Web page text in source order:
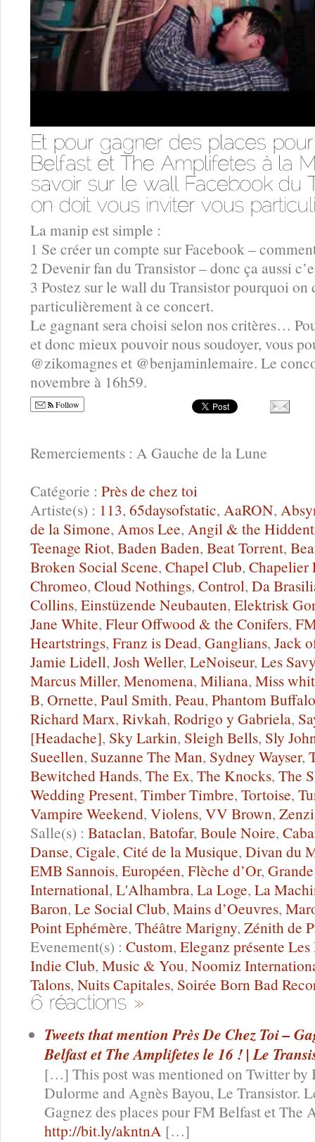
La manip est simple :
1 Se créer un compte sur Facebook –
2 Devenir fan du Transistor – donc ça aussi
3 Postez sur le wall du Transistor pourquoi
particulièrement à ce concert.
Le gagnant sera choisi selon nos critères…
et donc mieux pouvoir nous soudoyer, vous
@zikomagnes et @benjaminlemaire. Le
novembre à 16h59.
Follow
Remerciements : A Gauche de la Lune
Catégorie : Près de chez toi
Artiste(s) : 113, 65daysofstatic, AaRON,
de la Simone, Amos Lee, Angil & the
Teenage Riot, Baden Baden, Beat Torrent,
Broken Social Scene, Chapel Club, Chapelier
Chromeo, Cloud Nothings, Control, Da
Collins, Einstüzende Neubauten, Elektrisk
Jane White, Fleur Offwood & the Conifers,
Heartstrings, Franz is Dead, Ganglians, Jack
Jamie Lidell, Josh Weller, LeNoiseur, Les
Marcus Miller, Menomena, Miliana, Miss
B, Ornette, Paul Smith, Peau, Phantom Buffalo
Richard Marx, Rivkah, Rodrigo y Gabriela,
[Headache], Sky Larkin, Sleigh Bells, Sly
Sueellen, Suzanne The Man, Sydney Wayser,
Bewitched Hands, The Ex, The Knocks, The
Wedding Present, Timber Timbre, Tortoise,
Vampire Weekend, Violens, VV Brown,
Salle(s) : Bataclan, Batofar, Boule Noire,
Danse, Cigale, Cité de la Musique, Divan du
EMB Sannois, Européen, Flèche d’Or,
International, L'Alhambra, La Loge, La
Baron, Le Social Club, Mains d’Oeuvres,
Point Ephémère, Théâtre Marigny, Zénith de
Evenement(s) : Custom, Eleganz présente
Indie Club, Music & You, Noomiz
Talons, Nuits Capitales, Soirée Born Bad
Tweets that mention Près De Chez Toi –
Belfast et The Amplifetes le 16 ! | Le
[…] This post was mentioned on Twitter
Dulorme and Agnès Bayou, Le Transistor.
Gagnez des places pour FM Belfast et The
http://bit.ly/akntnA […]